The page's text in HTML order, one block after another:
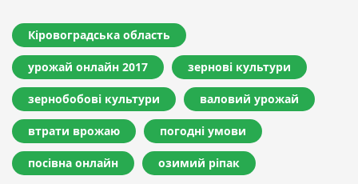
Кіровоградська область
урожай онлайн 2017 зернові культури
зернобобові культури валовий урожай
втрати врожаю погодні умови
посівна онлайн озимий ріпак